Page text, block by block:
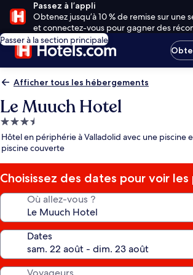
Passez à l’appli
Obtenez jusqu’à 10 % de remise sur une
et connectez-vous pour gagner des
Passer à la section principale
Afficher tous les hébergements
Le Muuch Hotel
Hébergement
3.5 étoiles
Hôtel en périphérie à Valladolid avec une piscine
piscine couverte
Choisissez des dates pour voir les
Où allez-vous ?
Dates